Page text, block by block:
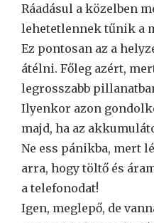
Ráadásul a közelben
lehetetlennek tűnik a
Ez pontosan az a
átélni. Főleg azért,
legrosszabb
Ilyenkor azon
majd, ha az
Ne ess pánikba, mert
arra, hogy töltő és
a telefonodat!
Igen, meglepő, de